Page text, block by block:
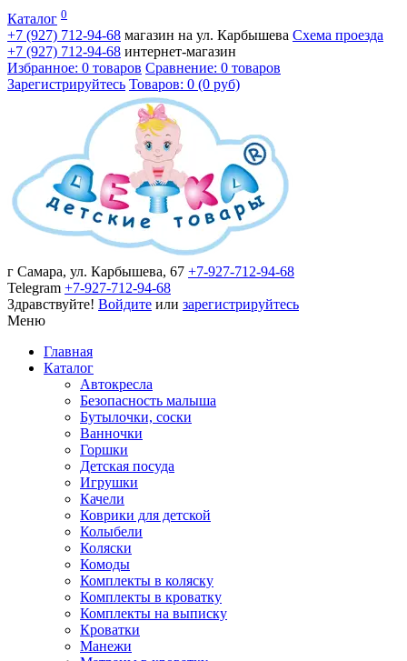
Каталог 0
+7 (927) 712-94-68 магазин на ул. Карбышева Схема проезда
+7 (927) 712-94-68 интернет-магазин
Избранное: 0 товаров Сравнение: 0 товаров
Зарегистрируйтесь Товаров: 0 (0 руб)
г Самара, ул. Карбышева, 67 +7-927-712-94-68
Telegram +7-927-712-94-68
Здравствуйте! Войдите или зарегистрируйтесь
Меню
Главная
Каталог
Автокресла
Безопасность малыша
Бутылочки, соски
Ванночки
Горшки
Детская посуда
Игрушки
Качели
Коврики для детской
Колыбели
Коляски
Комоды
Комплекты в коляску
Комплекты в кроватку
Комплекты на выписку
Кроватки
Манежи